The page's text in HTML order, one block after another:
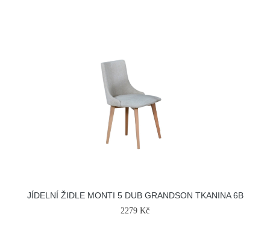
JÍDELNÍ ŽIDLE MONTI 5 DUB GRANDSON TKANINA 6B
2279 Kč